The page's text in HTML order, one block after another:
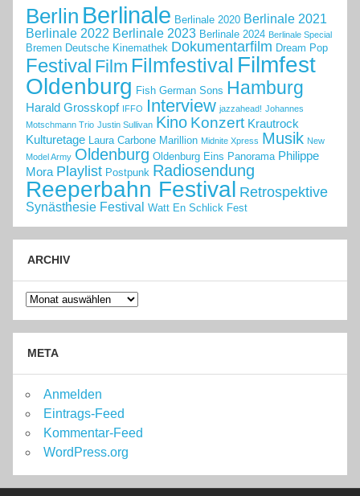
Berlin Berlinale Berlinale 2020 Berlinale 2021
Berlinale 2022 Berlinale 2023 Berlinale 2024 Berlinale Special
Bremen Deutsche Kinemathek Dokumentarfilm Dream Pop
Festival Film Filmfestival Filmfest
Oldenburg Fish German Sons Hamburg
Harald Grosskopf IFFO Interview jazzahead! Johannes
Motschmann Trio Justin Sullivan Kino Konzert Krautrock
Kulturetage
Laura Carbone Marillion Midnite Xpress Musik New
Model Army Oldenburg Oldenburg Eins Panorama Philippe
Mora Playlist Postpunk Radiosendung
Reeperbahn Festival Retrospektive
Synästhesie Festival Watt En Schlick Fest
ARCHIV
Archiv
META
Anmelden
Eintrags-Feed
Kommentar-Feed
WordPress.org